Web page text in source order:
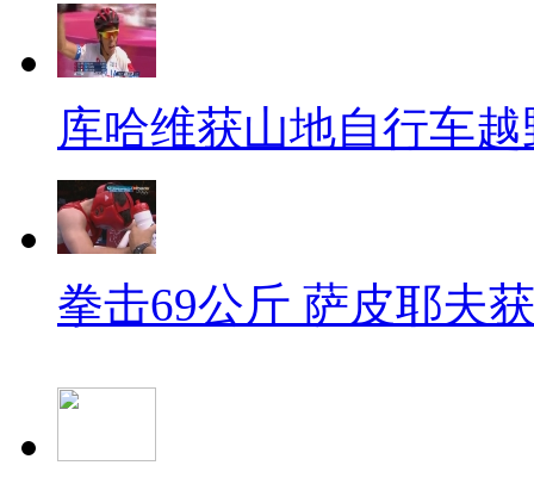
库哈维获山地自行车
拳击69公斤 萨皮耶夫